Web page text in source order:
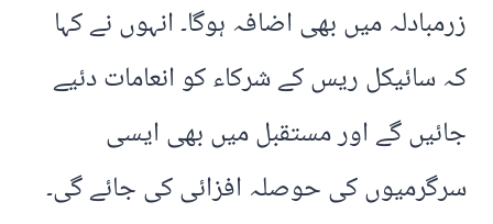
زرمبادلہ میں بھی اضافہ ہوگا۔ انہوں نے کہا
کہ سائیکل ریس کے شرکاء کو انعامات دئیے
جائیں گے اور مستقبل میں بھی ایسی
سرگرمیوں کی حوصلہ افزائی کی جائے گی۔